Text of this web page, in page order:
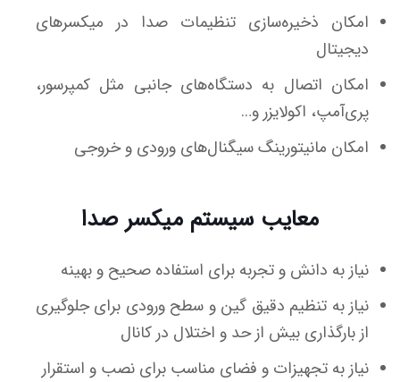
امکان ذخیره‌سازی تنظیمات صدا در میکسرهای
دیجیتال
امکان اتصال به دستگاه‌های جانبی مثل کمپرسور،
پری‌آمپ، اکولایزر و…
امکان مانیتورینگ سیگنال‌های ورودی و خروجی
معایب سیستم میکسر صدا
نیاز به دانش و تجربه برای استفاده صحیح و بهینه
نیاز به تنظیم دقیق گین و سطح ورودی برای جلوگیری
از بارگذاری بیش از حد و اختلال در کانال
نیاز به تجهیزات و فضای مناسب برای نصب و استقرار